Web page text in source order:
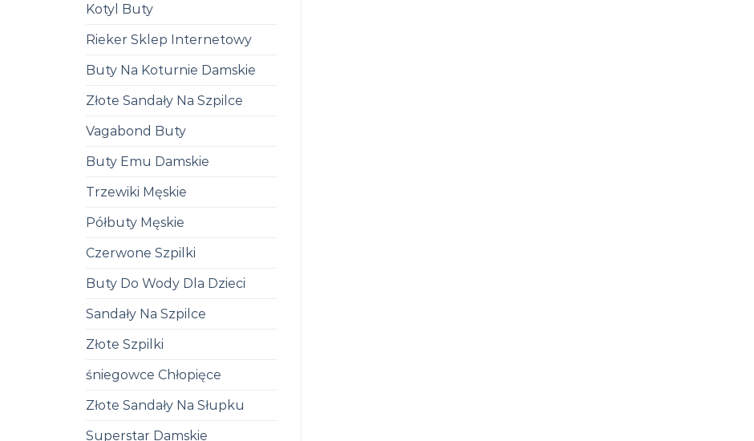
Kotyl Buty
Rieker Sklep Internetowy
Buty Na Koturnie Damskie
Złote Sandały Na Szpilce
Vagabond Buty
Buty Emu Damskie
Trzewiki Męskie
Półbuty Męskie
Czerwone Szpilki
Buty Do Wody Dla Dzieci
Sandały Na Szpilce
Złote Szpilki
śniegowce Chłopięce
Złote Sandały Na Słupku
Superstar Damskie